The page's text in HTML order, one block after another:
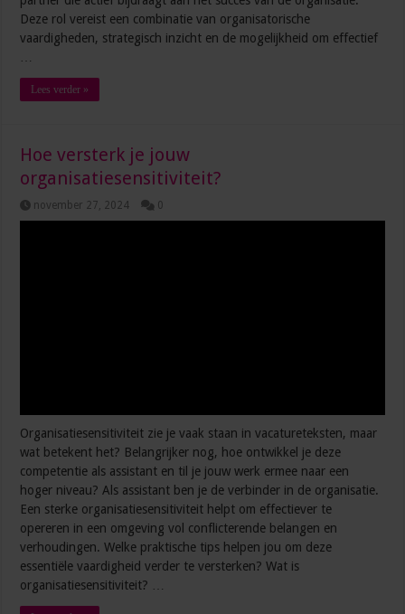
Deze rol vereist een combinatie van organisatorische
vaardigheden, strategisch inzicht en de mogelijkheid om effectief
Lees verder »
Hoe versterk je jouw
organisatiesensitiviteit?
november 27, 2024 0
Organisatiesensitiviteit zie je vaak staan in vacatureteksten, maar
wat betekent het? Belangrijker nog, hoe ontwikkel je deze
competentie als assistant en til je jouw werk ermee naar een
hoger niveau? Als assistant ben je de verbinder in de organisatie.
Een sterke organisatiesensitiviteit helpt om effectiever te
opereren in een omgeving vol conflicterende belangen en
verhoudingen. Welke praktische tips helpen jou om deze
essentiële vaardigheid verder te versterken? Wat is
organisatiesensitiviteit? …